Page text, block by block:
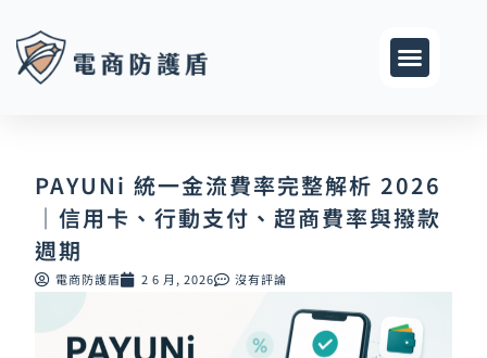
PAYUNi 統一金流費率完整解析 2026
｜信用卡、行動支付、超商費率與撥款
週期
電商防護盾 2 6 月, 2026 沒有評論